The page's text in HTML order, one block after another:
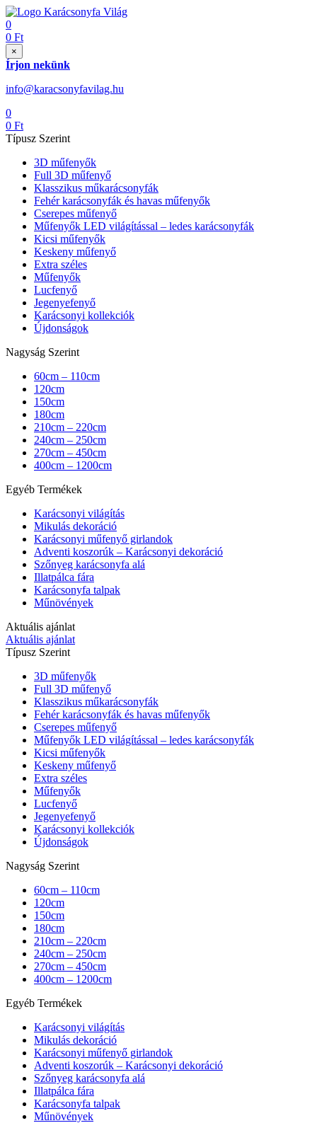
0
0 Ft
×
Írjon nekünk
info@karacsonyfavilag.hu
0
0 Ft
Típusz Szerint
3D műfenyők
Full 3D műfenyő
Klasszikus műkarácsonyfák
Fehér karácsonyfák és havas műfenyők
Cserepes műfenyő
Műfenyők LED világítással – ledes karácsonyfák
Kicsi műfenyők
Keskeny műfenyő
Extra széles
Műfenyők
Lucfenyő
Jegenyefenyő
Karácsonyi kollekciók
Újdonságok
Nagyság Szerint
60cm – 110cm
120cm
150cm
180cm
210cm – 220cm
240cm – 250cm
270cm – 450cm
400cm – 1200cm
Egyéb Termékek
Karácsonyi világítás
Mikulás dekoráció
Karácsonyi műfenyő girlandok
Adventi koszorúk – Karácsonyi dekoráció
Szőnyeg karácsonyfa alá
Illatpálca fára
Karácsonyfa talpak
Műnövények
Aktuális ajánlat
Aktuális ajánlat
Típusz Szerint
3D műfenyők
Full 3D műfenyő
Klasszikus műkarácsonyfák
Fehér karácsonyfák és havas műfenyők
Cserepes műfenyő
Műfenyők LED világítással – ledes karácsonyfák
Kicsi műfenyők
Keskeny műfenyő
Extra széles
Műfenyők
Lucfenyő
Jegenyefenyő
Karácsonyi kollekciók
Újdonságok
Nagyság Szerint
60cm – 110cm
120cm
150cm
180cm
210cm – 220cm
240cm – 250cm
270cm – 450cm
400cm – 1200cm
Egyéb Termékek
Karácsonyi világítás
Mikulás dekoráció
Karácsonyi műfenyő girlandok
Adventi koszorúk – Karácsonyi dekoráció
Szőnyeg karácsonyfa alá
Illatpálca fára
Karácsonyfa talpak
Műnövények